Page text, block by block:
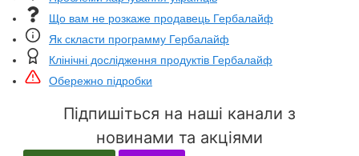
Що вам не розкаже продавець Гербалайф
Як скласти программу Гербалайф
Клінічні дослідження продуктів Гербалайф
Обережно підробки
Підпишіться на наші канали з
новинами та акціями